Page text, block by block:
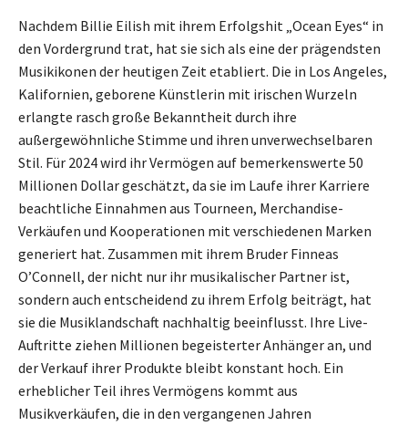
Nachdem Billie Eilish mit ihrem Erfolgshit „Ocean Eyes“ in
den Vordergrund trat, hat sie sich als eine der prägendsten
Musikikonen der heutigen Zeit etabliert. Die in Los Angeles,
Kalifornien, geborene Künstlerin mit irischen Wurzeln
erlangte rasch große Bekanntheit durch ihre
außergewöhnliche Stimme und ihren unverwechselbaren
Stil. Für 2024 wird ihr Vermögen auf bemerkenswerte 50
Millionen Dollar geschätzt, da sie im Laufe ihrer Karriere
beachtliche Einnahmen aus Tourneen, Merchandise-
Verkäufen und Kooperationen mit verschiedenen Marken
generiert hat. Zusammen mit ihrem Bruder Finneas
O’Connell, der nicht nur ihr musikalischer Partner ist,
sondern auch entscheidend zu ihrem Erfolg beiträgt, hat
sie die Musiklandschaft nachhaltig beeinflusst. Ihre Live-
Auftritte ziehen Millionen begeisterter Anhänger an, und
der Verkauf ihrer Produkte bleibt konstant hoch. Ein
erheblicher Teil ihres Vermögens kommt aus
Musikverkäufen, die in den vergangenen Jahren